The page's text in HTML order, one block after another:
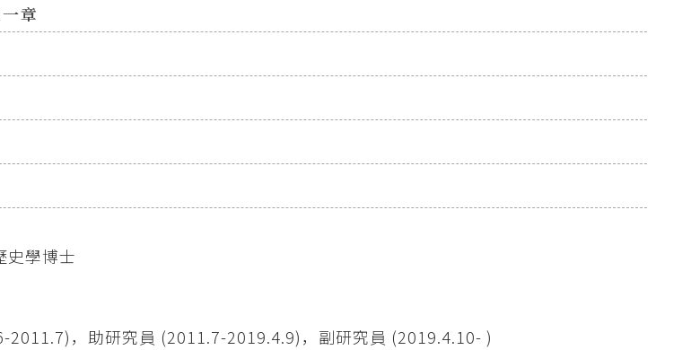
章
史學博士
2011.7)，助研究員 (2011.7-2019.4.9)，副研究員 (2019.4.10- )